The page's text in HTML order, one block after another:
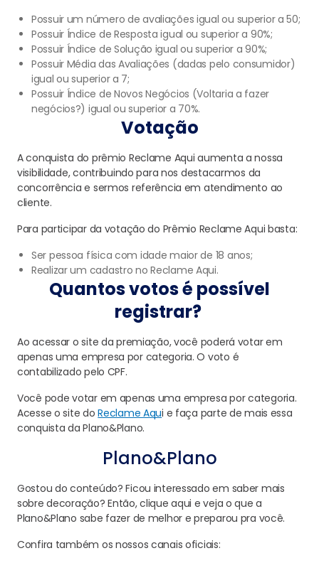
Possuir um número de avaliações igual ou superior a 50;
Possuir Índice de Resposta igual ou superior a 90%;
Possuir Índice de Solução igual ou superior a 90%;
Possuir Média das Avaliações (dadas pelo consumidor)
igual ou superior a 7;
Possuir Índice de Novos Negócios (Voltaria a fazer
negócios?) igual ou superior a 70%.
Votação
A conquista do prêmio Reclame Aqui aumenta a nossa
visibilidade, contribuindo para nos destacarmos da
concorrência e sermos referência em atendimento ao
cliente.
Para participar da votação do Prêmio Reclame Aqui basta:
Ser pessoa física com idade maior de 18 anos;
Realizar um cadastro no Reclame Aqui.
Quantos votos é possível
registrar?
Ao acessar o site da premiação, você poderá votar em
apenas uma empresa por categoria. O voto é
contabilizado pelo CPF.
Você pode votar em apenas uma empresa por categoria.
Acesse o site doReclame Aqui e faça parte de mais essa
conquista da Plano&Plano.
Plano&Plano
Gostou do conteúdo? Ficou interessado em saber mais
sobre decoração? Então, clique aqui e veja o que a
Plano&Plano sabe fazer de melhor e preparou pra você.
Confira também os nossos canais oficiais: